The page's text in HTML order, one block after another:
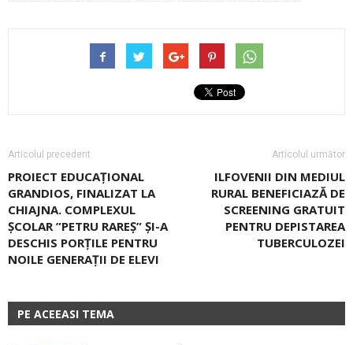
Articolul precedent
PROIECT EDUCAȚIONAL
GRANDIOS, FINALIZAT LA
CHIAJNA. COMPLEXUL
ŞCOLAR ”PETRU RAREŞ” ŞI-A
DESCHIS PORŢILE PENTRU
NOILE GENERAŢII DE ELEVI
Articolul următor
ILFOVENII DIN MEDIUL
RURAL BENEFICIAZĂ DE
SCREENING GRATUIT
PENTRU DEPISTAREA
TUBERCULOZEI
PE ACEEASI TEMA